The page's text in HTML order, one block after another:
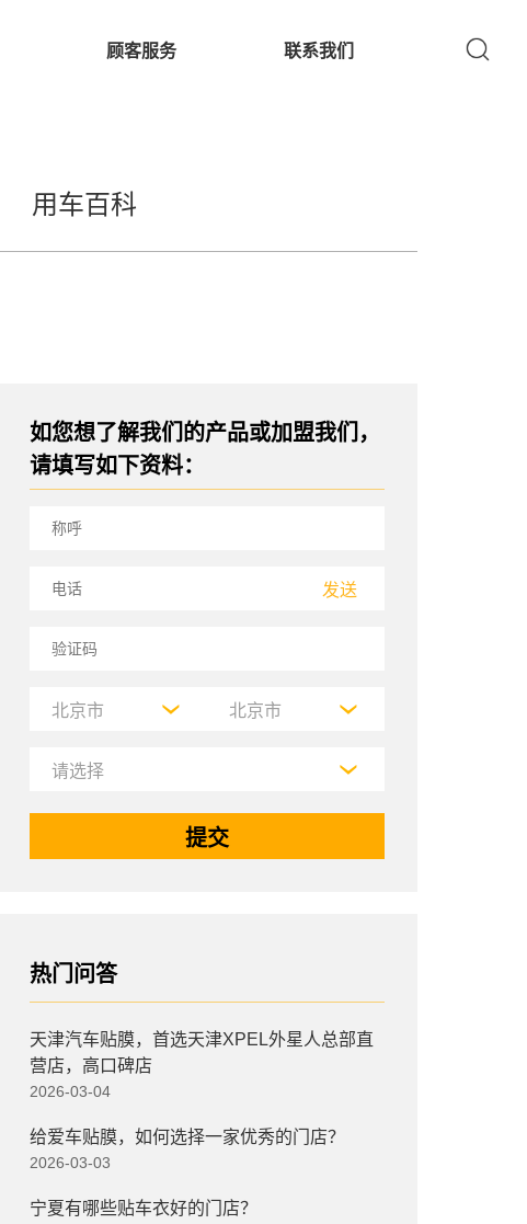
顾客服务 联系我们
用车百科
如您想了解我们的产品或加盟我们，
请填写如下资料：
发送
热门问答
天津汽车贴膜，首选天津XPEL外星人总部直
营店，高口碑店
2026-03-04
给爱车贴膜，如何选择一家优秀的门店？
2026-03-03
宁夏有哪些贴车衣好的门店？